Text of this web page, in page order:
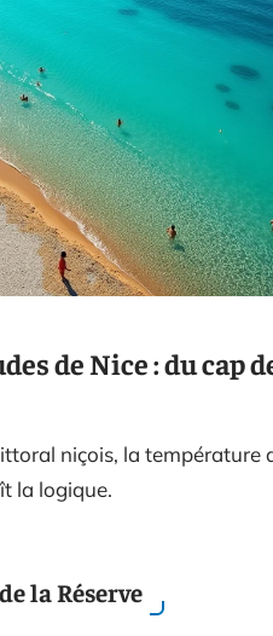
de Nice : du cap
niçois, la température
la logique.
la Réserve